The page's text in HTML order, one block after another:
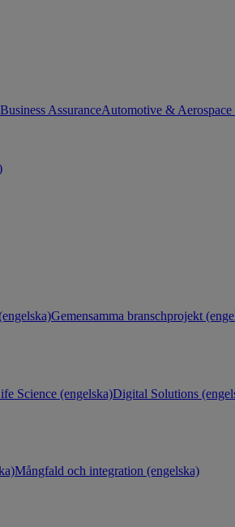
Business AssuranceAutomotive & Aerospace
Gemensamma branschprojekt
Science (engelska)Digital Solutions
Mångfald och integration (engelska)